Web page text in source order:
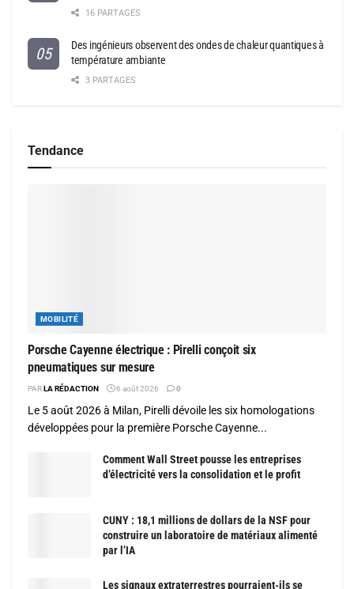
16 PARTAGES
Des ingénieurs observent des ondes de chaleur quantiques à
température ambiante
3 PARTAGES
Tendance
MOBILITÉ
Porsche Cayenne électrique : Pirelli conçoit six
pneumatiques sur mesure
PARLA RÉDACTION 6 août 2026 0
Le 5 août 2026 à Milan, Pirelli dévoile les six homologations
développées pour la première Porsche Cayenne...
Comment Wall Street pousse les entreprises
d’électricité vers la consolidation et le profit
CUNY : 18,1 millions de dollars de la NSF pour
construire un laboratoire de matériaux alimenté
par l’IA
Les signaux extraterrestres pourraient-ils se